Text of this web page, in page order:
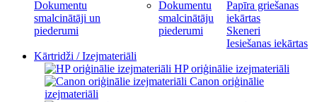
Dokumentu
smalcinātāji un
piederumi
Dokumentu
smalcinātāju
piederumi
Papīra griešanas
iekārtas
Skeneri
Iesiešanas iekārtas
Kārtridži / Izejmateriāli
HP oriģinālie izejmateriāli
Canon oriģinālie
izejmateriāli